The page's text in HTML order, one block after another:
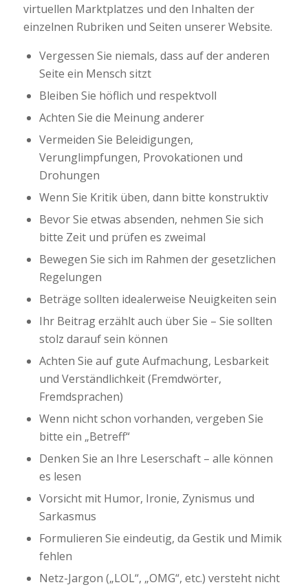
virtuellen Marktplatzes und den Inhalten der
einzelnen Rubriken und Seiten unserer Website.
Vergessen Sie niemals, dass auf der anderen
Seite ein Mensch sitzt
Bleiben Sie höflich und respektvoll
Achten Sie die Meinung anderer
Vermeiden Sie Beleidigungen,
Verunglimpfungen, Provokationen und
Drohungen
Wenn Sie Kritik üben, dann bitte konstruktiv
Bevor Sie etwas absenden, nehmen Sie sich
bitte Zeit und prüfen es zweimal
Bewegen Sie sich im Rahmen der gesetzlichen
Regelungen
Beträge sollten idealerweise Neuigkeiten sein
Ihr Beitrag erzählt auch über Sie – Sie sollten
stolz darauf sein können
Achten Sie auf gute Aufmachung, Lesbarkeit
und Verständlichkeit (Fremdwörter,
Fremdsprachen)
Wenn nicht schon vorhanden, vergeben Sie
bitte ein „Betreff“
Denken Sie an Ihre Leserschaft – alle können
es lesen
Vorsicht mit Humor, Ironie, Zynismus und
Sarkasmus
Formulieren Sie eindeutig, da Gestik und Mimik
fehlen
Netz-Jargon („LOL“, „OMG“, etc.) versteht nicht